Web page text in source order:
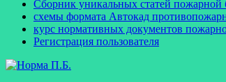
Сборник уникальных статей пожарной
схемы формата Автокад
курс нормативных документов
Регистрация пользователя